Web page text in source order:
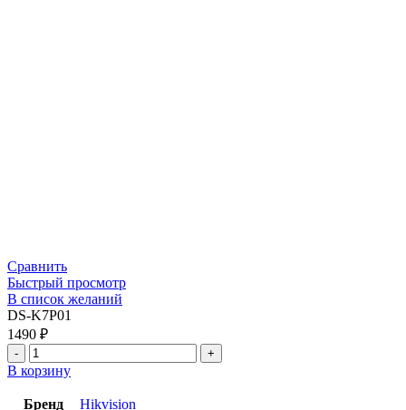
Сравнить
Быстрый просмотр
В список желаний
DS-K7P01
1490 ₽
В корзину
Бренд Hikvision